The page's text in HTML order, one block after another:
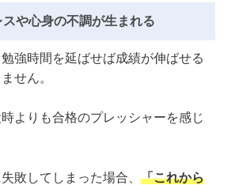
や心身の不調が生まれる
強時間を延ばせば成績が伸ばせる
せん。
よりも合格のプレッシャーを感じ
敗してしまった場合、 「これから